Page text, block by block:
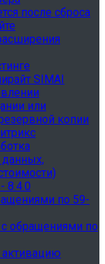
после сброса
SIMAI
или
копии
данных,
8.4.0
по 59-
обращениями по
активацию